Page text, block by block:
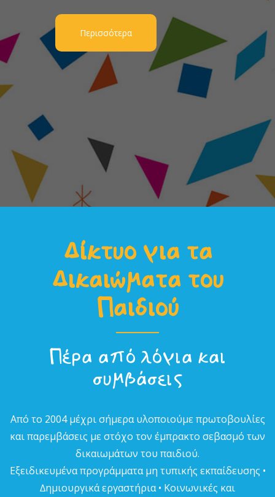
Περισσότερα
Δίκτυο για τα
Δικαιώµατα του
Παιδιού
Πέρα από λόγια και
συµβάσεις
Από το 2004 µέχρι σήµερα υλοποιούµε πρωτοβουλίες
και παρεµβάσεις µε στόχο τον έµπρακτο σεβασµό των
δικαιωµάτων του παιδιού.
Εξειδικευµένα προγράµµατα µη τυπικής εκπαίδευσης •
∆ηµιουργικά εργαστήρια • Κοινωνικές και